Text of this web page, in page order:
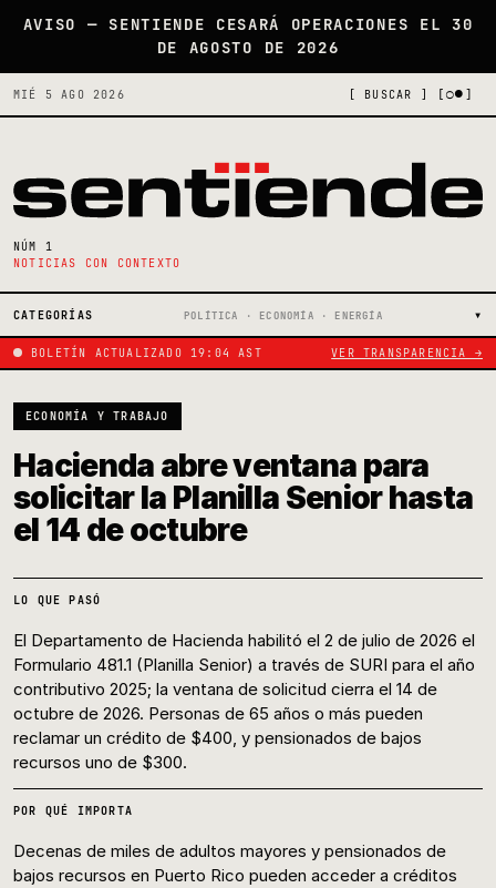
AVISO — SENTIENDE CESARÁ OPERACIONES EL 30
DE AGOSTO DE 2026
MIÉ 5 AGO 2026 [ BUSCAR ] [○●]
NÚM 1
NOTICIAS CON CONTEXTO
CATEGORÍAS POLÍTICA · ECONOMÍA · ENERGÍA
BOLETÍN ACTUALIZADO 19:04 AST VER TRANSPARENCIA →
ECONOMÍA Y TRABAJO
Hacienda abre ventana para
solicitar la Planilla Senior hasta
el 14 de octubre
LO QUE PASÓ
El Departamento de Hacienda habilitó el 2 de julio de 2026 el
Formulario 481.1 (Planilla Senior) a través de SURI para el año
contributivo 2025; la ventana de solicitud cierra el 14 de
octubre de 2026. Personas de 65 años o más pueden
reclamar un crédito de $400, y pensionados de bajos
recursos uno de $300.
POR QUÉ IMPORTA
Decenas de miles de adultos mayores y pensionados de
bajos recursos en Puerto Rico pueden acceder a créditos